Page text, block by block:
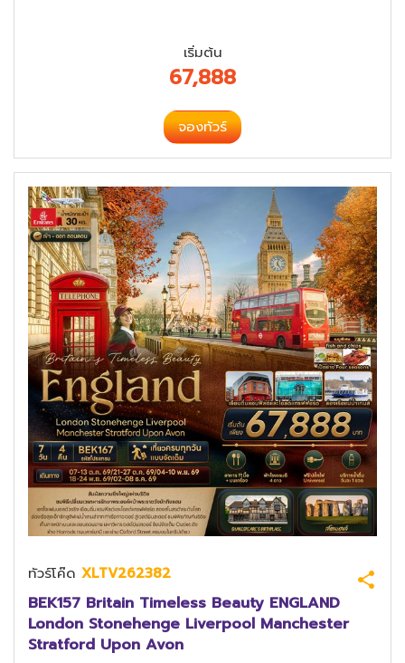
เริ่มต้น
67,888
จองทัวร์
ทัวร์โค๊ด XLTV262382
BEK157 Britain Timeless Beauty ENGLAND
London Stonehenge Liverpool Manchester
Stratford Upon Avon